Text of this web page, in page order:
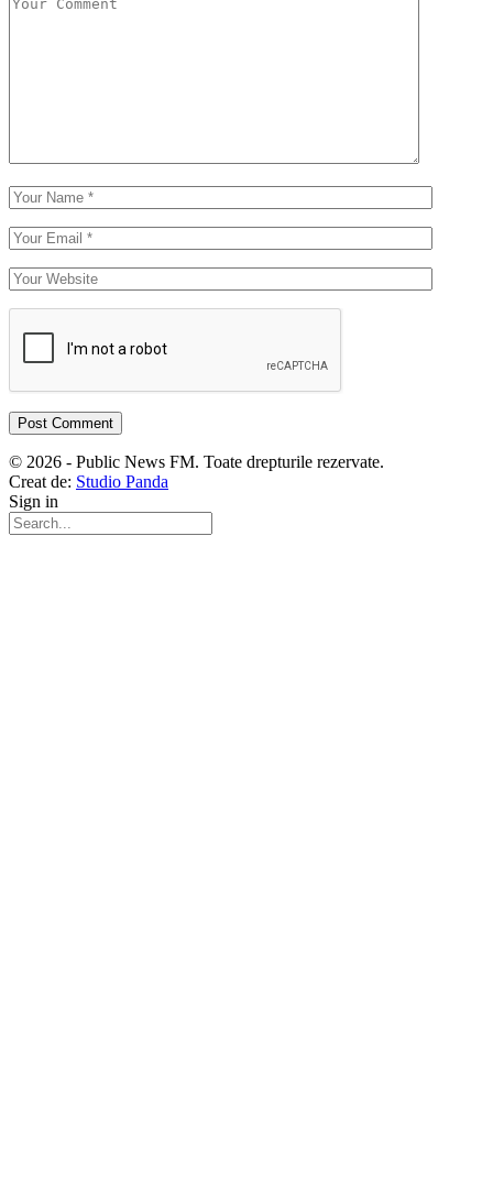
© 2026 - Public News FM. Toate drepturile rezervate.
Creat de: Studio Panda
Sign in